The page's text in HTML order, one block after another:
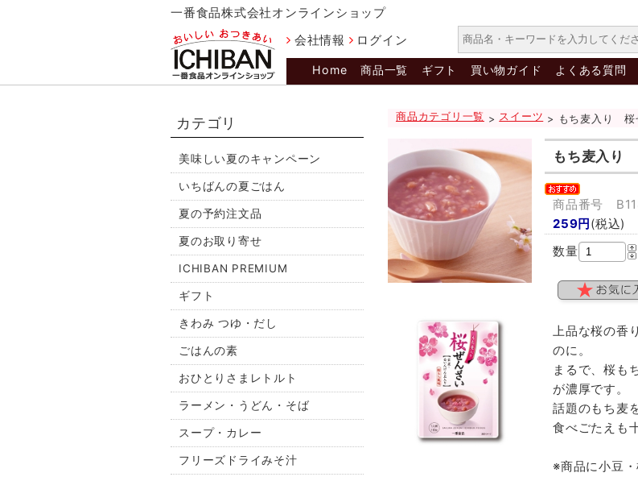
一番食品株式会社オンラインショップ
会社情報
ログイン
Home 商品一覧 ギフト 買い物ガイド よくある質問
カテゴリ
美味しい夏のキャンペーン
いちばんの夏ごはん
夏の予約注文品
夏のお取り寄せ
ICHIBAN PREMIUM
ギフト
きわみ つゆ・だし
ごはんの素
おひとりさまレトルト
ラーメン・うどん・そば
スープ・カレー
フリーズドライみそ汁
商品カテゴリ一覧 >スイーツ> もち麦入り 桜
もち麦入り
商品番号
259円(税込)
数量
上品な桜の香
のに。
まるで、桜も
が濃厚です。
話題のもち麦
食べごたえも
※商品に小豆